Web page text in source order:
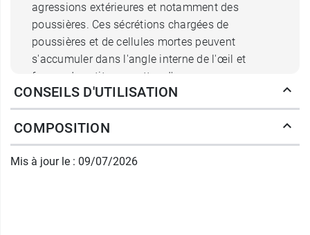
agressions extérieures et notamment des
poussières. Ces sécrétions chargées de
poussières et de cellules mortes peuvent
s'accumuler dans l'angle interne de l'œil et
former de petites « crottes d'yeux »
gênantes pour l'animal. Il est donc essentiel pour
la santé et le bien-être de votre animal de
prendre soin de ses yeux et de ses oreilles.
Actifs des lingettes
CONSEILS D'UTILISATION
COMPOSITION
Mis à jour le : 09/07/2026